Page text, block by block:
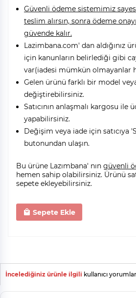
Güvenli ödeme sistemimiz
teslim alırsın, sonra ödeme
güvende kalır.
Lazimbana.com' dan aldığınız
için kanunların belirlediği gibi
var(iadesi mümkün olmayanlar
Gelen ürünü farklı bir model
değiştirebilirsiniz.
Satıcının anlaşmalı kargosu ile
yapabilirsiniz.
Değişim veya iade için satıcıya
butonundan ulaşın.
Bu ürüne Lazımbana' nın güvenli
hemen sahip olabilirsiniz. Ürünü
sepete ekleyebilirsiniz.
Sepete Ekle
İncelediğiniz ürünle ilgili kullanıcı